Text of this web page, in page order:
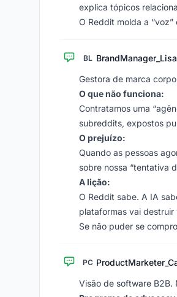
explica tópicos
O Reddit molda a
BL BrandManager_Lisa
Gestora de marca
O que não funciona:
Contratamos uma
subreddits, expostos
O prejuízo:
Quando as pessoas
sobre nossa “tentativa
A lição:
O Reddit sabe. A IA
plataformas vai destruir
Se não puder se
PC
Visão de software B2B.